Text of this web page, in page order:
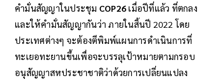
คำมั่นสัญญาในประชุม COP26 เมื่อปีที่แล้ว ที่ตกลง
และให้คำมั่นสัญญากันว่า ภายในสิ้นปี 2022 โดย
ประเทศต่างๆ จะต้องตีพิมพ์แผนการดำเนินการที่
ทะเยอทะยานขึ้นเพื่อจะบรรลุเป้าหมายตามกรอบ
อนุสัญญาสหประชาชาติว่าด้วยการเปลี่ยนแปลง